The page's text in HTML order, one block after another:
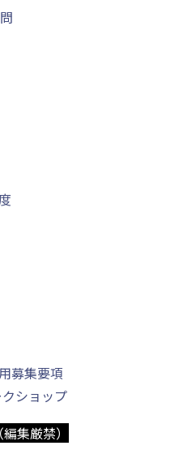
募集要項
ショップ
集厳禁）